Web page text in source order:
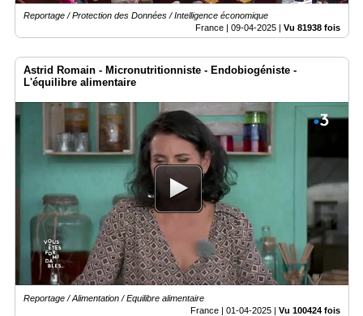
Reportage / Protection des Données / Intelligence économique
France | 09-04-2025 | Vu 81938 fois
Astrid Romain - Micronutritionniste - Endobiogéniste -
L'équilibre alimentaire
Reportage / Alimentation / Equilibre alimentaire
France | 01-04-2025 | Vu 100424 fois